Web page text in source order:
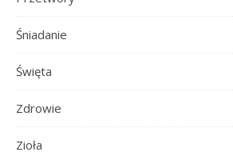
Śniadanie
Święta
Zdrowie
Zioła